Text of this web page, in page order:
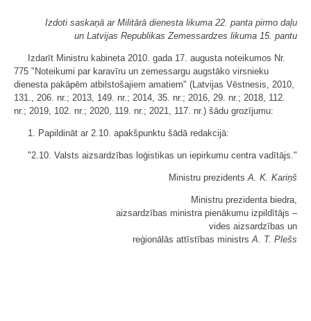
Izdoti saskaņā ar Militārā dienesta likuma 22. panta pirmo daļu
un Latvijas Republikas Zemessardzes likuma 15. pantu
Izdarīt Ministru kabineta 2010. gada 17. augusta noteikumos Nr.
775 "Noteikumi par karavīru un zemessargu augstāko virsnieku
dienesta pakāpēm atbilstošajiem amatiem" (Latvijas Vēstnesis, 2010,
131., 206. nr.; 2013, 149. nr.; 2014, 35. nr.; 2016, 29. nr.; 2018, 112.
nr.; 2019, 102. nr.; 2020, 119. nr.; 2021, 117. nr.) šādu grozījumu:
1. Papildināt ar 2.10. apakšpunktu šādā redakcijā:
"2.10. Valsts aizsardzības loģistikas un iepirkumu centra vadītājs."
Ministru prezidentsA. K. Kariņš
Ministru prezidenta biedra,
aizsardzības ministra pienākumu izpildītājs ‒
vides aizsardzības un
reģionālās attīstības ministrsA. T. Plešs